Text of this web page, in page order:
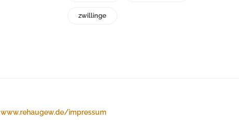
zwillinge
www.rehaugew.de/impressum